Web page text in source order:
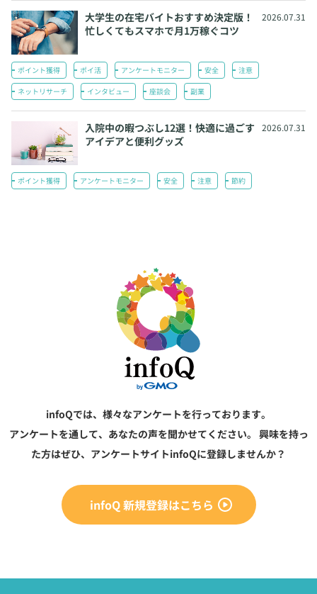
大学生の在宅バイトおすすめ決定版！
忙しくてもスマホで月1万稼ぐコツ
2026.07.31
ポイント獲得 ポイ活 アンケートモニター 安全
注意
ネットリサーチ
インタビュー 座談会 副業
入院中の暇つぶし12選！快適に過ごす
アイデアと便利グッズ
2026.07.31
ポイント獲得 アンケートモニター 安全 注意 節約
infoQでは、様々なアンケートを行っております。
アンケートを通して、あなたの声を聞かせてください。 興味を持っ
た方はぜひ、アンケートサイトinfoQに登録しませんか？
infoQ 新規登録はこちら